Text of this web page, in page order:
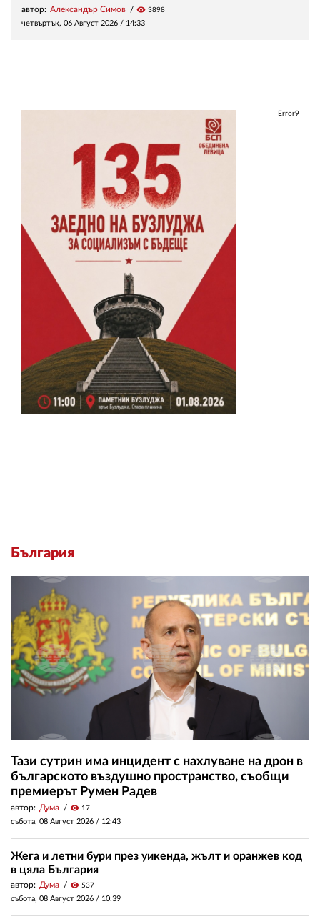
автор: Александър Симов visibility 3898
четвъртък, 06 Август 2026 / 14:33
Error9
България
Тази сутрин има инцидент с нахлуване на дрон в
българското въздушно пространство, съобщи
премиерът Румен Радев
автор: Дума visibility 17
събота, 08 Август 2026 / 12:43
Жега и летни бури през уикенда, жълт и оранжев код
в цяла България
автор: Дума visibility 537
събота, 08 Август 2026 / 10:39